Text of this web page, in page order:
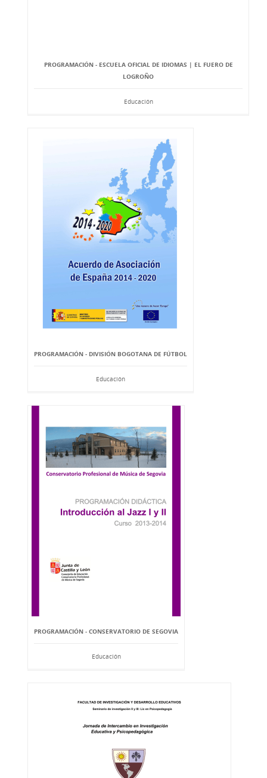
PROGRAMACIÓN - ESCUELA OFICIAL DE IDIOMAS | EL FUERO DE
LOGROÑO
Educación
PROGRAMACIÓN - DIVISIÓN BOGOTANA DE FÚTBOL
Educación
PROGRAMACIÓN - CONSERVATORIO DE SEGOVIA
Educación